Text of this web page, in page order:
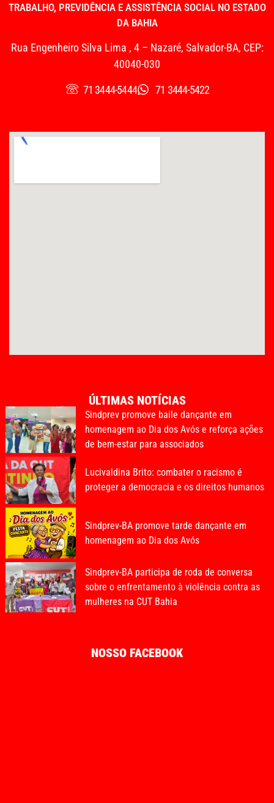
TRABALHO, PREVIDÊNCIA E ASSISTÊNCIA SOCIAL NO ESTADO
DA BAHIA
Rua Engenheiro Silva Lima , 4 – Nazaré, Salvador-BA, CEP:
40040-030
71 3444-5444
71 3444-5422
ÚLTIMAS NOTÍCIAS
Sindprev promove baile dançante em
homenagem ao Dia dos Avós e reforça ações
de bem-estar para associados
Lucivaldina Brito: combater o racismo é
proteger a democracia e os direitos humanos
Sindprev-BA promove tarde dançante em
homenagem ao Dia dos Avós
Sindprev-BA participa de roda de conversa
sobre o enfrentamento à violência contra as
mulheres na CUT Bahia
NOSSO FACEBOOK